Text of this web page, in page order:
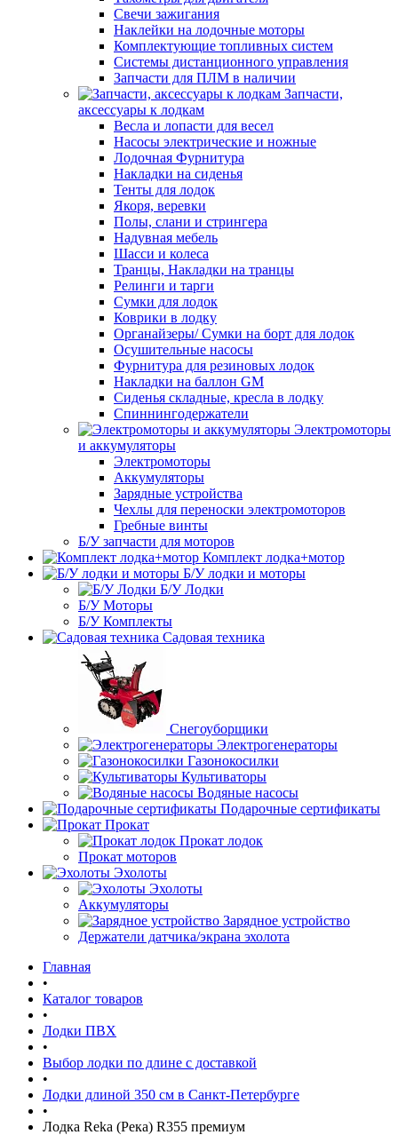
Свечи зажигания
Наклейки на лодочные моторы
Комплектующие топливных систем
Системы дистанционного управления
Запчасти для ПЛМ в наличии
Запчасти,
аксессуары к лодкам
Весла и лопасти для весел
Насосы электрические и ножные
Лодочная Фурнитура
Накладки на сиденья
Тенты для лодок
Якоря, веревки
Полы, слани и стрингера
Надувная мебель
Шасси и колеса
Транцы, Накладки на транцы
Релинги и тарги
Сумки для лодок
Коврики в лодку
Органайзеры/ Сумки на борт для лодок
Осушительные насосы
Фурнитура для резиновых лодок
Накладки на баллон GM
Сиденья складные, кресла в лодку
Спиннингодержатели
Электромоторы
и аккумуляторы
Электромоторы
Аккумуляторы
Зарядные устройства
Чехлы для переноски электромоторов
Гребные винты
Б/У запчасти для моторов
Комплект лодка+мотор
Б/У лодки и моторы
Б/У Лодки
Б/У Моторы
Б/У Комплекты
Садовая техника
Снегоуборщики
Электрогенераторы
Газонокосилки
Культиваторы
Водяные насосы
Подарочные сертификаты
Прокат
Прокат лодок
Прокат моторов
Эхолоты
Эхолоты
Аккумуляторы
Зарядное устройство
Держатели датчика/экрана эхолота
Главная
•
Каталог товаров
•
Лодки ПВХ
•
Выбор лодки по длине c доставкой
•
Лодки длиной 350 см в Санкт-Петербурге
•
Лодка Reka (Река) R355 премиум